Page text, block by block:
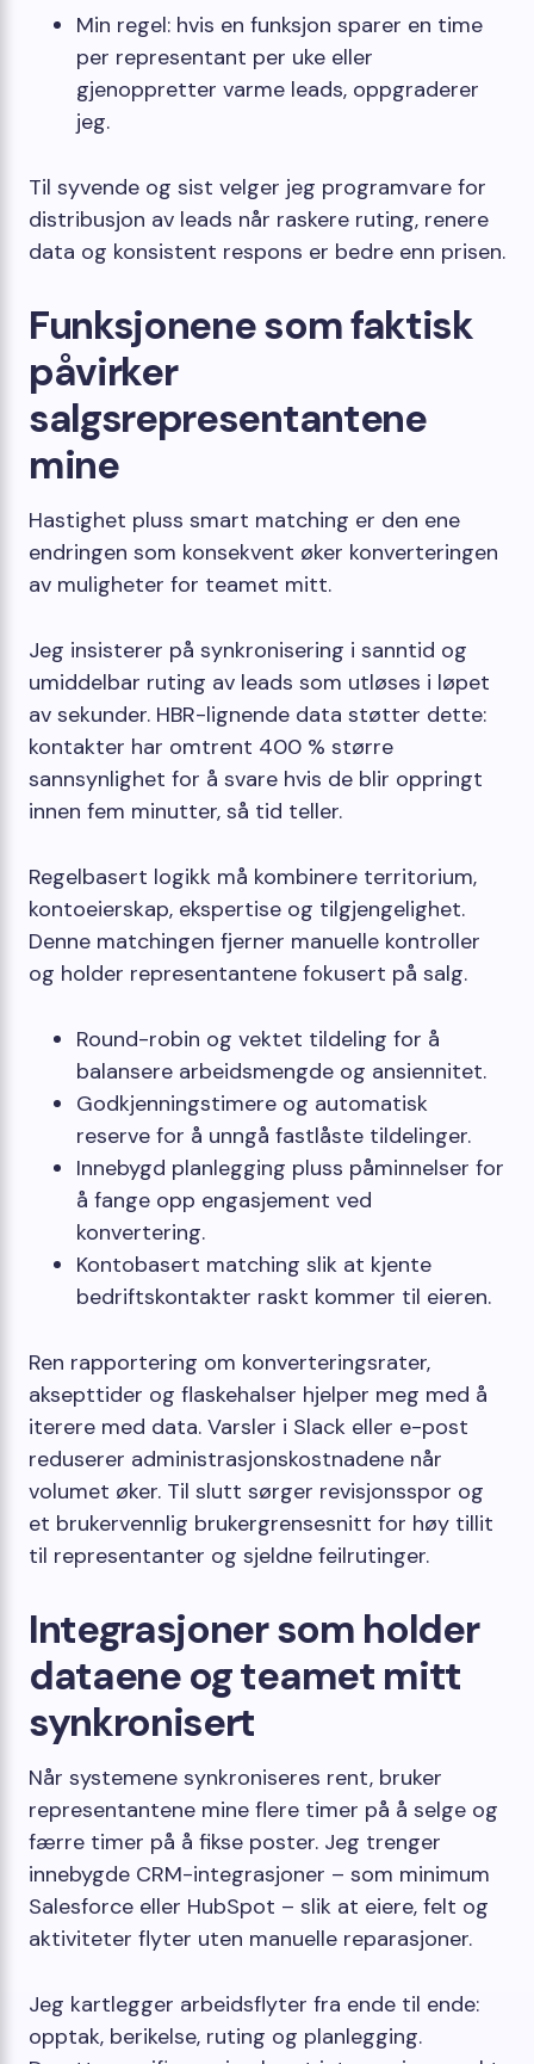
Min regel: hvis en funksjon sparer en time
per representant per uke eller
gjenoppretter varme leads, oppgraderer
jeg.
Til syvende og sist velger jeg programvare for
distribusjon av leads når raskere ruting, renere
data og konsistent respons er bedre enn prisen.
Funksjonene som faktisk
påvirker
salgsrepresentantene
mine
Hastighet pluss smart matching er den ene
endringen som konsekvent øker konverteringen
av muligheter for teamet mitt.
Jeg insisterer på synkronisering i sanntid og
umiddelbar ruting av leads som utløses i løpet
av sekunder. HBR-lignende data støtter dette:
kontakter har omtrent 400 % større
sannsynlighet for å svare hvis de blir oppringt
innen fem minutter, så tid teller.
Regelbasert logikk må kombinere territorium,
kontoeierskap, ekspertise og tilgjengelighet.
Denne matchingen fjerner manuelle kontroller
og holder representantene fokusert på salg.
Round-robin og vektet tildeling for å
balansere arbeidsmengde og ansiennitet.
Godkjenningstimere og automatisk
reserve for å unngå fastlåste tildelinger.
Innebygd planlegging pluss påminnelser for
å fange opp engasjement ved
konvertering.
Kontobasert matching slik at kjente
bedriftskontakter raskt kommer til eieren.
Ren rapportering om konverteringsrater,
aksepttider og flaskehalser hjelper meg med å
iterere med data. Varsler i Slack eller e-post
reduserer administrasjonskostnadene når
volumet øker. Til slutt sørger revisjonsspor og
et brukervennlig brukergrensesnitt for høy tillit
til representanter og sjeldne feilrutinger.
Integrasjoner som holder
dataene og teamet mitt
synkronisert
Når systemene synkroniseres rent, bruker
representantene mine flere timer på å selge og
færre timer på å fikse poster. Jeg trenger
innebygde CRM-integrasjoner – som minimum
Salesforce eller HubSpot – slik at eiere, felt og
aktiviteter flyter uten manuelle reparasjoner.
Jeg kartlegger arbeidsflyter fra ende til ende:
opptak, berikelse, ruting og planlegging.